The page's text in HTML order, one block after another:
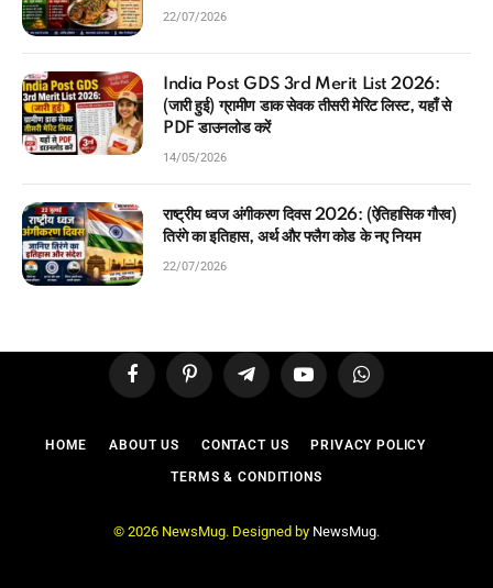
22/07/2026
India Post GDS 3rd Merit List 2026:
(जारी हुई) ग्रामीण डाक सेवक तीसरी मेरिट लिस्ट, यहाँ से
PDF डाउनलोड करें
14/05/2026
राष्ट्रीय ध्वज अंगीकरण दिवस 2026: (ऐतिहासिक गौरव)
तिरंगे का इतिहास, अर्थ और फ्लैग कोड के नए नियम
22/07/2026
FacebookPinterest TelegramYouTubeWhatsApp
HOME ABOUT US CONTACT US PRIVACY POLICY
TERMS & CONDITIONS
© 2026 NewsMug. Designed by NewsMug.